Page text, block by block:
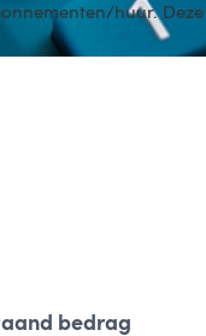
huur.
bedrag